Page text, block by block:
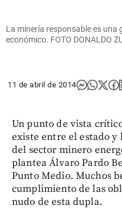
La minería responsable es una
económico. FOTO DONALDO
11 de abril de 2014
Un punto de vista
existe entre el estado y
del sector minero
plantea Álvaro Pardo
Punto Medio. Muchos
cumplimiento de las
nudo de esta dupla.